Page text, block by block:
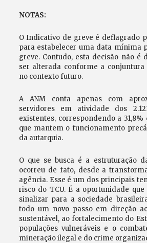
NOTAS:
O Indicativo de greve é deflagrado
para estabelecer uma data mínima
greve. Contudo, esta decisão não é
ser alterada conforme a conjuntura
no contexto futuro.
A ANM conta apenas com
servidores em atividade dos
existentes, correspondendo a 31,8%
que mantem o funcionamento
da autarquia.
O que se busca é a estruturação
ocorreu de fato, desde a
agência. Esse é um dos principais
risco do TCU. É a oportunidade
sinalizar para a sociedade
todo um novo passo em direção
sustentável, ao fortalecimento do
populações vulneráveis e o
mineração ilegal e do crime